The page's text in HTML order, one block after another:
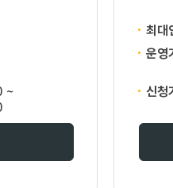
~
최대
운영
신청